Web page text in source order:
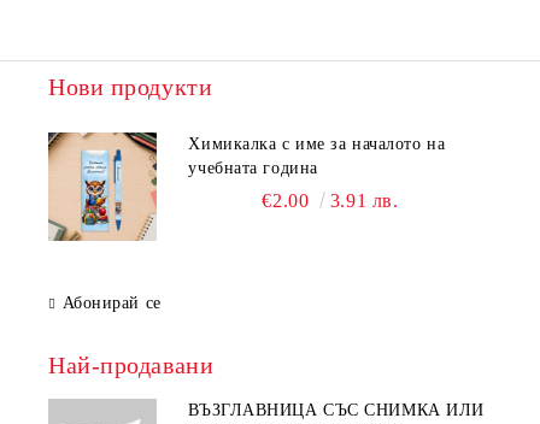
Нови продукти
Химикалка с име за началото на
учебната година
€2.00 3.91 лв.
Абонирай се
Най-продавани
ВЪЗГЛАВНИЦА СЪС СНИМКА ИЛИ